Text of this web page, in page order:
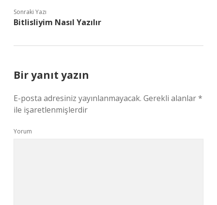
Sonraki Yazı
Bitlisliyim Nasıl Yazılır
Bir yanıt yazın
E-posta adresiniz yayınlanmayacak. Gerekli alanlar*
ile işaretlenmişlerdir
Yorum